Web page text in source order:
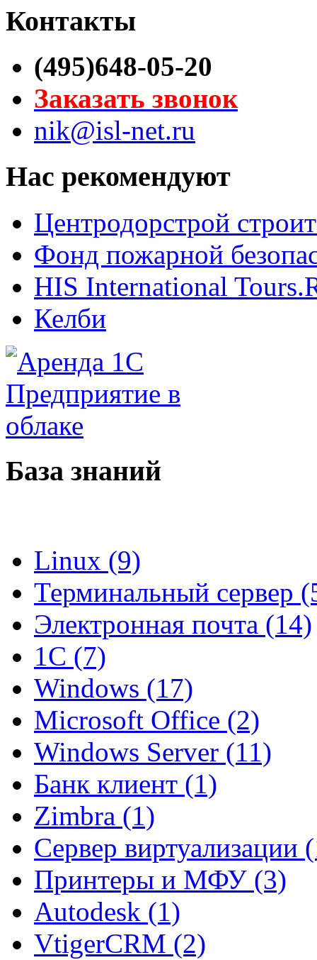
Контакты
(495)648-05-20
Заказать звонок
nik@isl-net.ru
Нас рекомендуют
Центродорстрой
Фонд пожарной
HIS International
Келби
База знаний
Linux (9)
Терминальный сервер
Электронная почта (14)
1C (7)
Windows (17)
Microsoft Office (2)
Windows Server (11)
Банк клиент (1)
Zimbra (1)
Сервер виртуализации
Принтеры и МФУ (3)
Autodesk (1)
VtigerCRM (2)